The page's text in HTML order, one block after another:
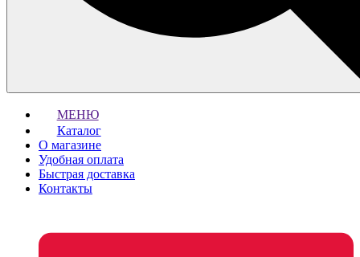
МЕНЮ
Каталог
О магазине
Удобная оплата
Быстрая доставка
Контакты